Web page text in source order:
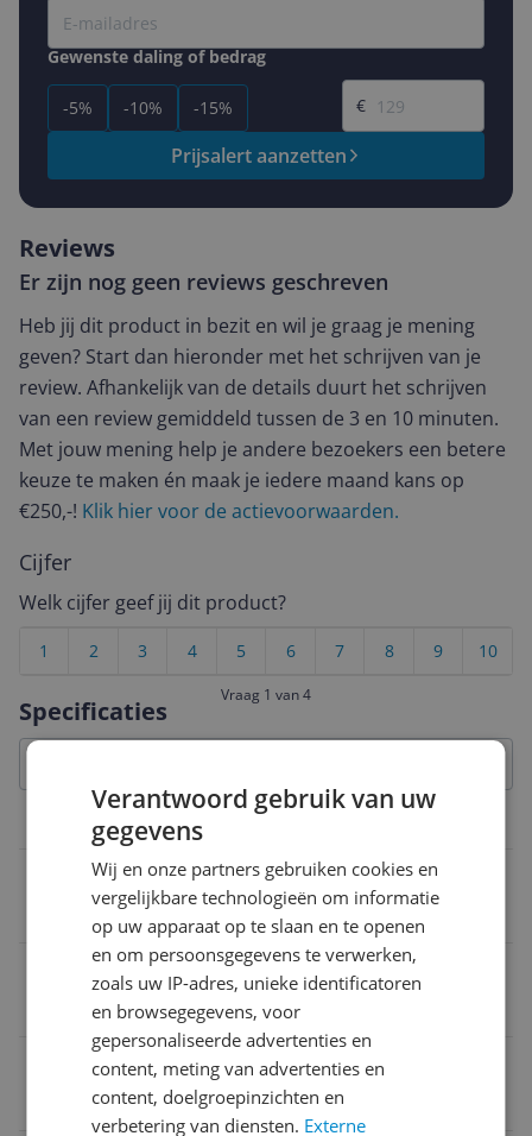
Gewenste daling of bedrag
-5% -10% -15%
Gewenste prijs
€
Prijsalert aanzetten
Specificaties
Bluetooth
Reviews
Er zijn nog geen reviews geschreven
Heb jij dit product in bezit en wil je graag je mening
geven? Start dan hieronder met het schrijven van je
review. Afhankelijk van de details duurt het schrijven
van een review gemiddeld tussen de 3 en 10 minuten.
Met jouw mening help je andere bezoekers een betere
keuze te maken én maak je iedere maand kans op
€250,-! Klik hier voor de actievoorwaarden.
Cijfer
Welk cijfer geef jij dit product?
10
9
8
7
6
5
4
3
2
1
Vraag 1 van 4
Verantwoord gebruik van uw
gegevens
Wij en onze partners gebruiken cookies en
vergelijkbare technologieën om informatie
op uw apparaat op te slaan en te openen
en om persoonsgegevens te verwerken,
zoals uw IP-adres, unieke identificatoren
en browsegegevens, voor
gepersonaliseerde advertenties en
content, meting van advertenties en
content, doelgroepinzichten en
verbetering van diensten. Externe